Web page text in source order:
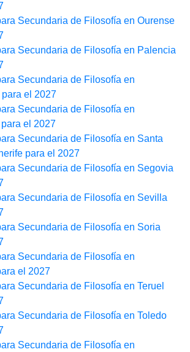
Secundaria de Filosofía en Ourense
Secundaria de Filosofía en Palencia
Secundaria de Filosofía en
el 2027
Secundaria de Filosofía en
el 2027
Secundaria de Filosofía en Santa
para el 2027
Secundaria de Filosofía en Segovia
Secundaria de Filosofía en Sevilla
Secundaria de Filosofía en Soria
Secundaria de Filosofía en
el 2027
Secundaria de Filosofía en Teruel
Secundaria de Filosofía en Toledo
Secundaria de Filosofía en